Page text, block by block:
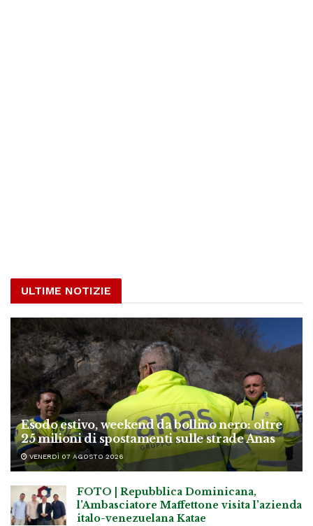
ULTIME NOTIZIE
Esodo estivo, weekend da bollino nero: oltre
25 milioni di spostamenti sulle strade Anas
VENERDÌ 07 AGOSTO 2026
FOTO | Repubblica Dominicana,
l’Ambasciatore Maffettone visita l’azienda
italo-venezuelana Katae